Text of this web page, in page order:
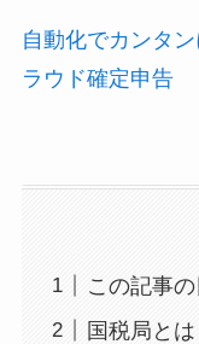
自動化でカンタ
ラウド確定申告
この記事
国税局とは